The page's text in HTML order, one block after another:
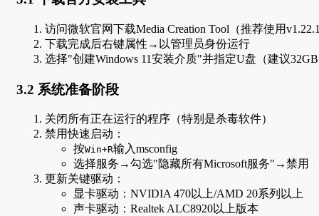
访问微软官网下载Media Creation Tool（推荐使用
下载完成后右键属性→以管理员身份运行
选择"创建Windows 11安装介质"并指定U盘（建议32GB
3.2 系统准备阶段
关闭所有正在运行的程序（特别是杀毒软件）
禁用快速启动：
按Win+R输入msconfig
选择服务→勾选"隐藏所有Microsoft服务"→禁用
更新关键驱动：
显卡驱动：NVIDIA 470以上/AMD 20系列以上
声卡驱动：Realtek ALC8920以上版本